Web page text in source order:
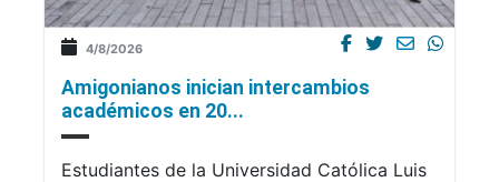
4/8/2026
Amigonianos inician intercambios
académicos en 20...
Estudiantes de la Universidad Católica Luis